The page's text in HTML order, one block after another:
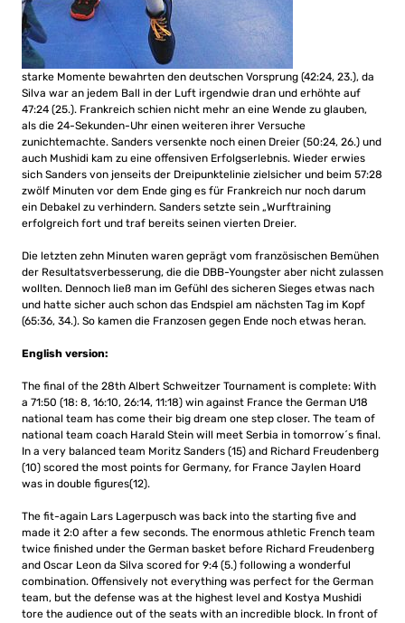
starke Momente bewahrten den deutschen Vorsprung (42:24, 23.), da
Silva war an jedem Ball in der Luft irgendwie dran und erhöhte auf
47:24 (25.). Frankreich schien nicht mehr an eine Wende zu glauben,
als die 24-Sekunden-Uhr einen weiteren ihrer Versuche
zunichtemachte. Sanders versenkte noch einen Dreier (50:24, 26.) und
auch Mushidi kam zu eine offensiven Erfolgserlebnis. Wieder erwies
sich Sanders von jenseits der Dreipunktelinie zielsicher und beim 57:28
zwölf Minuten vor dem Ende ging es für Frankreich nur noch darum
ein Debakel zu verhindern. Sanders setzte sein „Wurftraining
erfolgreich fort und traf bereits seinen vierten Dreier.
Die letzten zehn Minuten waren geprägt vom französischen Bemühen
der Resultatsverbesserung, die die DBB-Youngster aber nicht zulassen
wollten. Dennoch ließ man im Gefühl des sicheren Sieges etwas nach
und hatte sicher auch schon das Endspiel am nächsten Tag im Kopf
(65:36, 34.). So kamen die Franzosen gegen Ende noch etwas heran.
English version:
The final of the 28th Albert Schweitzer Tournament is complete: With
a 71:50 (18: 8, 16:10, 26:14, 11:18) win against France the German U18
national team has come their big dream one step closer. The team of
national team coach Harald Stein will meet Serbia in tomorrow´s final.
In a very balanced team Moritz Sanders (15) and Richard Freudenberg
(10) scored the most points for Germany, for France Jaylen Hoard
was in double figures(12).
The fit-again Lars Lagerpusch was back into the starting five and
made it 2:0 after a few seconds. The enormous athletic French team
twice finished under the German basket before Richard Freudenberg
and Oscar Leon da Silva scored for 9:4 (5.) following a wonderful
combination. Offensively not everything was perfect for the German
team, but the defense was at the highest level and Kostya Mushidi
tore the audience out of the seats with an incredible block. In front of